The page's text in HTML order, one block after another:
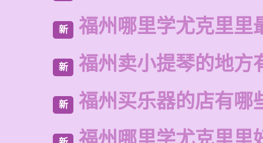
新 福州哪里学尤克里里
新 福州卖小提琴的地方
新 福州买乐器的店有哪
福州哪里学尤克里里